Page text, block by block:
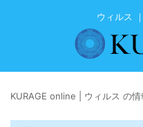
ウィルス
KURAGE online | ウィルス の情